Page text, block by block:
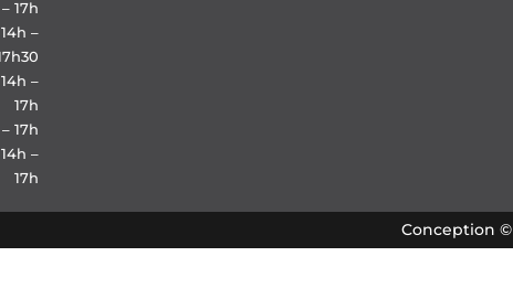
17h
–
–
17h
17h
–
17h
Conception ©